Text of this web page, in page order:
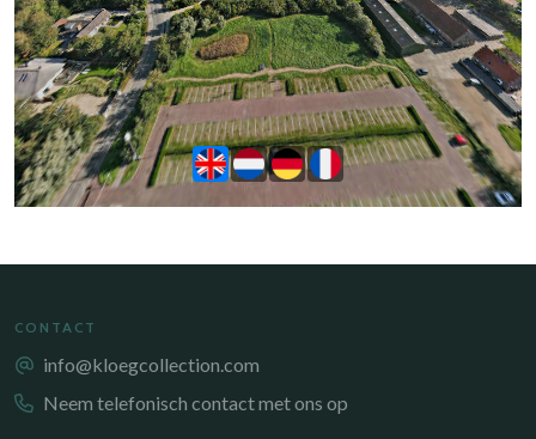
CONTACT
info@kloegcollection.com
Neem telefonisch contact met ons op